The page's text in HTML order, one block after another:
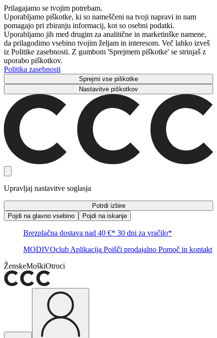
Prilagajamo se tvojim potrebam.
Uporabljamo piškotke, ki so nameščeni na tvoji napravi in ​​nam
pomagajo pri zbiranju informacij, kot so osebni podatki.
Uporabljamo jih med drugim za analitične in marketinške namene,
da prilagodimo vsebino tvojim željam in interesom. Več lahko izveš
iz Politike zasebnosti. Z gumbom 'Sprejmem piškotke' se strinjaš z
uporabo piškotkov.
Politika zasebnosti
Sprejmi vse piškotke
Nastavitve piškotkov
Upravljaj nastavitve soglasja
Potrdi izbire
Pojdi na glavno vsebino
Pojdi na iskanje
Brezplačna dostava nad 40 €* 30 dni za vračilo*
MODIVOclub Aplikacija Poišči prodajalno Pomoč in kontakt
ŽenskeMoškiOtroci